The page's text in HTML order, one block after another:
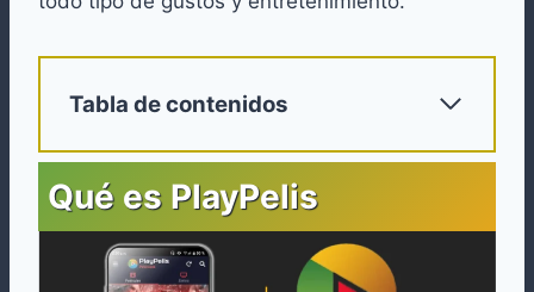
Tabla de contenidos
Qué es PlayPelis